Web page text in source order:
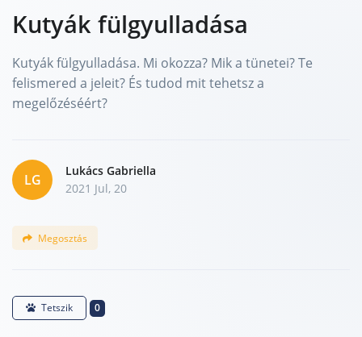
Kutyák fülgyulladása
Kutyák fülgyulladása. Mi okozza? Mik a tünetei? Te
felismered a jeleit? És tudod mit tehetsz a
megelőzéséért?
LG
Lukács Gabriella
2021 Jul, 20
Megosztás
Tetszik 0